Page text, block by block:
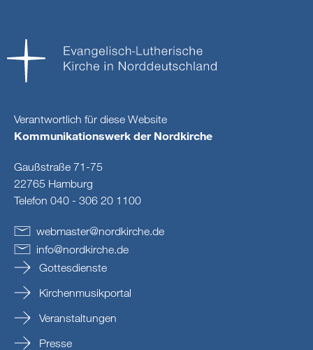
Verantwortlich für diese Website
Kommunikationswerk der Nordkirche
Gaußstraße 71-75
22765 Hamburg
Telefon 040 - 306 20 1100
webmaster@nordkirche.de
info@nordkirche.de
Gottesdienste
Kirchenmusikportal
Veranstaltungen
Presse